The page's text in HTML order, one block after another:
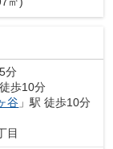
分
歩10分
谷 」駅 徒歩10分
目